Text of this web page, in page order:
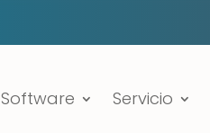
Software Servicio